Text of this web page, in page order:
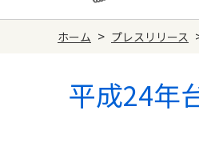
ホーム > プレスリリース
平成24年